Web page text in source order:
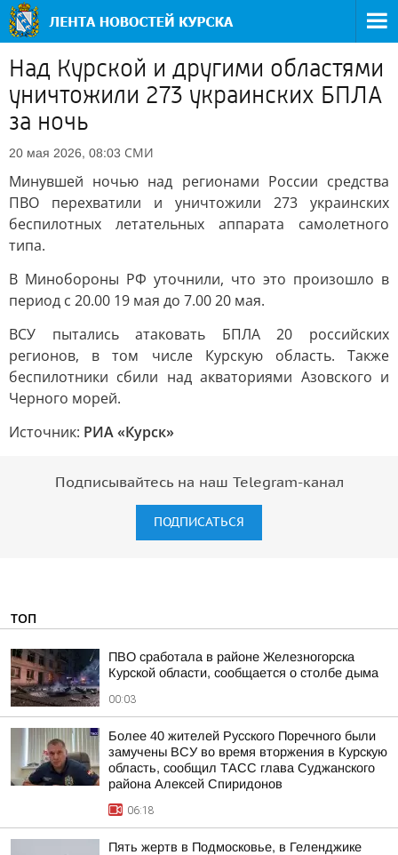
Над Курской и другими областями
уничтожили 273 украинских БПЛА
за ночь
20 мая 2026, 08:03 СМИ
Минувшей ночью над регионами России средства
ПВО перехватили и уничтожили 273 украинских
беспилотных летательных аппарата самолетного
типа.
В Минобороны РФ уточнили, что это произошло в
период с 20.00 19 мая до 7.00 20 мая.
ВСУ пытались атаковать БПЛА 20 российских
регионов, в том числе Курскую область. Также
беспилотники сбили над акваториями Азовского и
Черного морей.
Источник: РИА «Курск»
Подписывайтесь на наш Telegram-канал
ПОДПИСАТЬСЯ
ТОП
ПВО сработала в районе Железногорска
Курской области, сообщается о столбе дыма
00:03
Более 40 жителей Русского Поречного были
замучены ВСУ во время вторжения в Курскую
область, сообщил ТАСС глава Суджанского
района Алексей Спиридонов
06:18
Пять жертв в Подмосковье, в Геленджике